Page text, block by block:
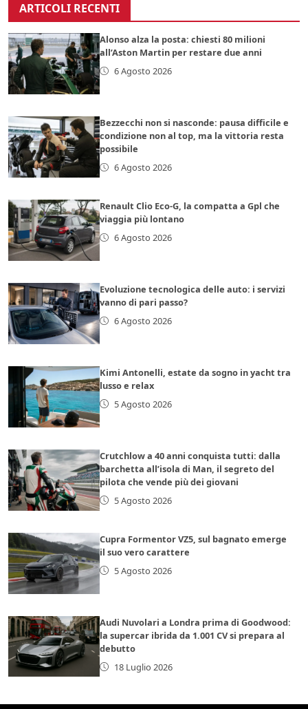
ARTICOLI RECENTI
Alonso alza la posta: chiesti 80 milioni
all’Aston Martin per restare due anni
6 Agosto 2026
Bezzecchi non si nasconde: pausa difficile e
condizione non al top, ma la vittoria resta
possibile
6 Agosto 2026
Renault Clio Eco-G, la compatta a Gpl che
viaggia più lontano
6 Agosto 2026
Evoluzione tecnologica delle auto: i servizi
vanno di pari passo?
6 Agosto 2026
Kimi Antonelli, estate da sogno in yacht tra
lusso e relax
5 Agosto 2026
Crutchlow a 40 anni conquista tutti: dalla
barchetta all’isola di Man, il segreto del
pilota che vende più dei giovani
5 Agosto 2026
Cupra Formentor VZ5, sul bagnato emerge
il suo vero carattere
5 Agosto 2026
Audi Nuvolari a Londra prima di Goodwood:
la supercar ibrida da 1.001 CV si prepara al
debutto
18 Luglio 2026